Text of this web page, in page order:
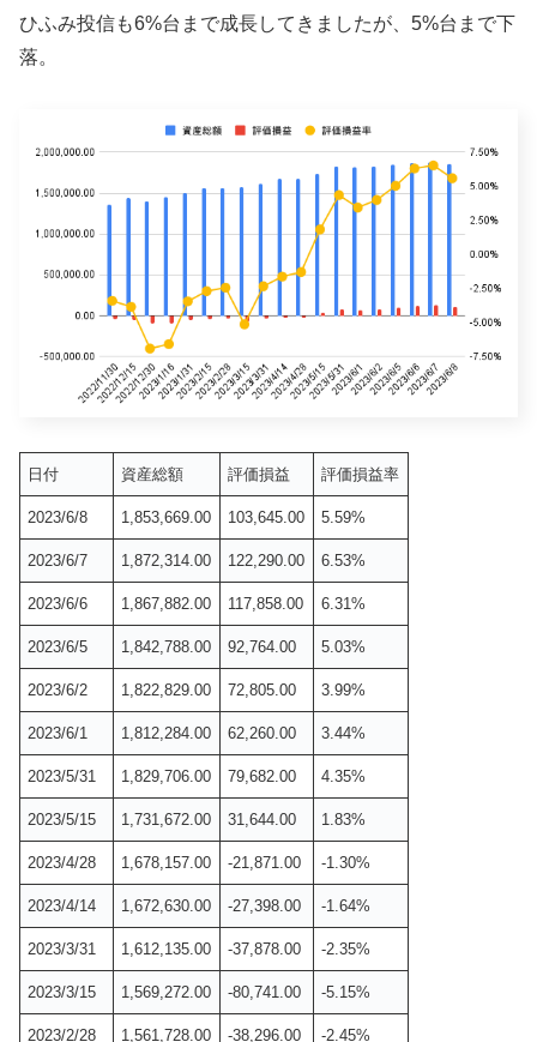
ひふみ投信も6%台まで成長してきましたが、5%台まで下
落。
日付 資産総額 評価損益 評価損益率
2023/6/8 1,853,669.00 103,645.00 5.59%
2023/6/7 1,872,314.00 122,290.00 6.53%
2023/6/6 1,867,882.00 117,858.00 6.31%
2023/6/5 1,842,788.00 92,764.00 5.03%
2023/6/2 1,822,829.00 72,805.00 3.99%
2023/6/1 1,812,284.00 62,260.00 3.44%
2023/5/31 1,829,706.00 79,682.00 4.35%
2023/5/15 1,731,672.00 31,644.00 1.83%
2023/4/28 1,678,157.00 -21,871.00 -1.30%
2023/4/14 1,672,630.00 -27,398.00 -1.64%
2023/3/31 1,612,135.00 -37,878.00 -2.35%
2023/3/15 1,569,272.00 -80,741.00 -5.15%
2023/2/28 1,561,728.00 -38,296.00 -2.45%